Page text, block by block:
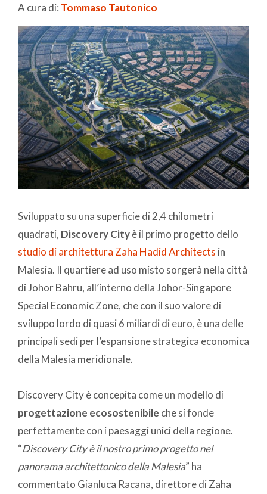
A cura di: Tommaso Tautonico
Sviluppato su una superficie di 2,4 chilometri
quadrati, Discovery Cityè il primo progetto dello
studio di architettura Zaha Hadid Architects in
Malesia. Il quartiere ad uso misto sorgerà nella città
di Johor Bahru, all’interno della Johor-Singapore
Special Economic Zone, che con il suo valore di
sviluppo lordo di quasi 6 miliardi di euro, è una delle
principali sedi per l’espansione strategica economica
della Malesia meridionale.
Discovery City è concepita come un modello di
progettazione ecosostenibile che si fonde
perfettamente con i paesaggi unici della regione.
“Discovery City è il nostro primo progetto nel
panorama architettonico della Malesia” ha
commentato Gianluca Racana, direttore di Zaha